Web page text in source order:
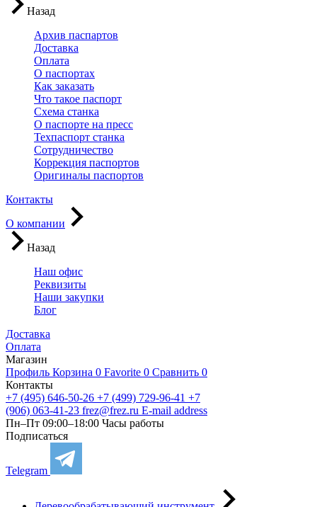
Назад
Архив паспартов
Доставка
Оплата
О паспортах
Как заказать
Что такое паспорт
Схема станка
О паспорте на пресс
Техпаспорт станка
Сотрудничество
Коррекция паспортов
Оригиналы паспортов
Контакты
О компании
Назад
Наш офис
Реквизиты
Наши закупки
Блог
Доставка
Оплата
Магазин
Профиль Корзина 0 Favorite 0 Сравнить 0
Контакты
+7 (495) 646-50-26 +7 (499) 729-96-41 +7
(906) 063-41-23 frez@frez.ru E-mail address
Пн–Пт 09:00–18:00 Часы работы
Подписаться
Telegram